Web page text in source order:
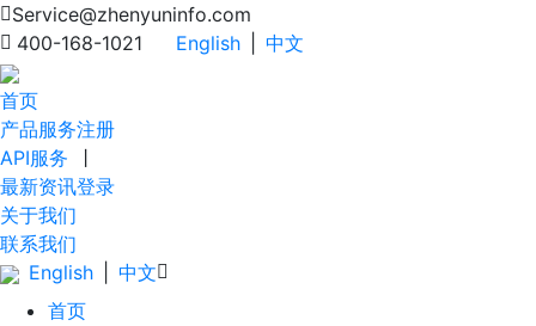
Service@zhenyuninfo.com
400-168-1021
English 中文
首页
产品服务
API服务
最新资讯
关于我们
联系我们
注册
登录
English
中文
首页